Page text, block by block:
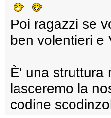
Poi ragazzi se
ben volentieri e
È' una struttura
lasceremo la
codine